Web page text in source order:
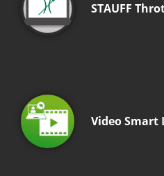
STAUFF
Video Smart